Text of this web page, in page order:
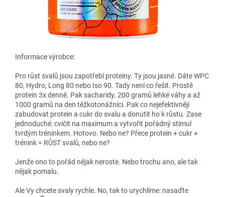
Informace výrobce:
Pro růst svalů jsou zapotřebí proteiny. Ty jsou jasné. Dáte WPC
80, Hydro, Long 80 nebo Iso 90. Tady není co řešit. Prostě
protein 3x denně. Pak sacharidy. 200 gramů lehké váhy a až
1000 gramů na den těžkotonážníci. Pak co nejefektivněji
zabudovat protein a cukr do svalu a donutit ho k růstu. Zase
jednoduché: cvičit na maximum a vytvořit pořádný stimul
tvrdým tréninkem. Hotovo. Nebo ne? Přece protein + cukr +
trénink = RŮST svalů, nebo ne?
Jenže ono to pořád nějak neroste. Nebo trochu ano, ale tak
nějak pomalu.
Ale Vy chcete svaly rychle. No, tak to urychlíme: nasaďte